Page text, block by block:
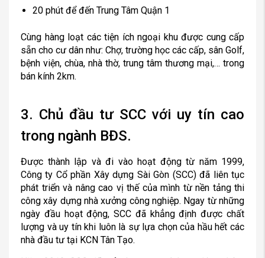
20 phút để đến Trung Tâm Quận 1
Cùng hàng loạt các tiện ích ngoại khu được cung cấp
sẵn cho cư dân như: Chợ, trường học các cấp, sân Golf,
bệnh viện, chùa, nhà thờ, trung tâm thương mại,… trong
bán kính 2km.
3. Chủ đầu tư SCC với uy tín cao
trong ngành BĐS.
Được thành lập và đi vào hoạt động từ năm 1999,
Công ty Cổ phần Xây dựng Sài Gòn (SCC) đã liên tục
phát triển và nâng cao vị thế của mình từ nền tảng thi
công xây dựng nhà xưởng công nghiệp. Ngay từ những
ngày đầu hoạt động, SCC đã khẳng định được chất
lượng và uy tín khi luôn là sự lựa chọn của hầu hết các
nhà đầu tư tại KCN Tân Tạo.